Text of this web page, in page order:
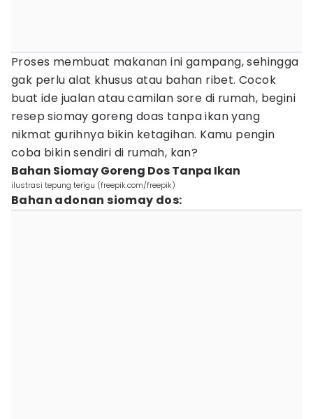
Proses membuat makanan ini gampang, sehingga
gak perlu alat khusus atau bahan ribet. Cocok
buat ide jualan atau camilan sore di rumah, begini
resep siomay goreng doas tanpa ikan yang
nikmat gurihnya bikin ketagihan. Kamu pengin
coba bikin sendiri di rumah, kan?
Bahan Siomay Goreng Dos Tanpa Ikan
ilustrasi tepung terigu (freepik.com/freepik)
Bahan adonan siomay dos: